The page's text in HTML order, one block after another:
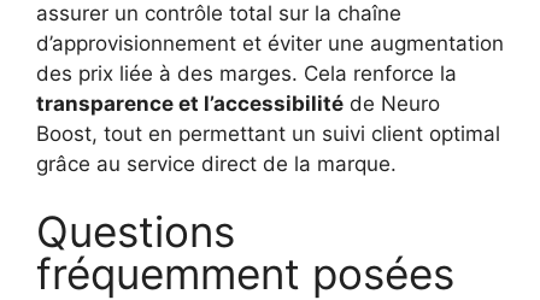
assurer un contrôle total sur la chaîne
d’approvisionnement et éviter une augmentation
des prix liée à des marges. Cela renforce la
transparence et l’accessibilité de Neuro
Boost, tout en permettant un suivi client optimal
grâce au service direct de la marque.
Questions
fréquemment posées